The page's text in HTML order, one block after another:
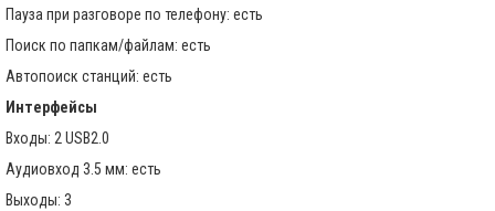
Пауза при разговоре по телефону: есть
Поиск по папкам/файлам: есть
Автопоиск станций: есть
Интерфейсы
Входы: 2 USB2.0
Аудиовход 3.5 мм: есть
Выходы: 3